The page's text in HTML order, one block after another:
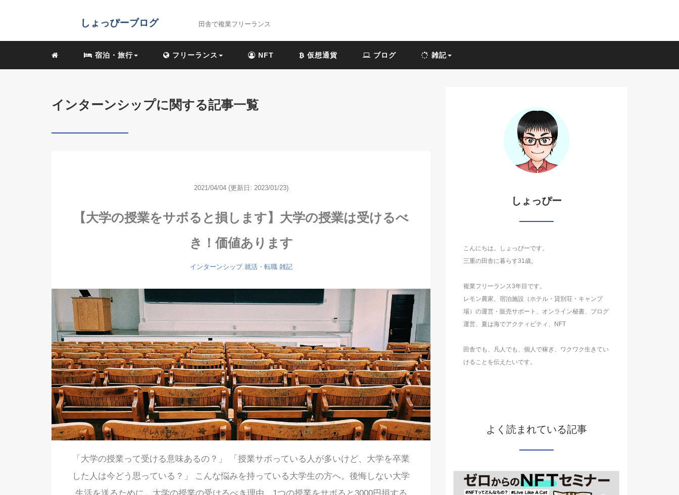
田舎で複業フリーランス
宿泊・旅行 フリーランス NFT 仮想通貨 ブログ 雑記
インターンシップに関する記事一覧
2021/04/04 (更新日: 2023/01/23)
【大学の授業をサボると損します】大学の授業は受けるべ
き！価値あります
インターンシップ 就活・転職 雑記
「大学の授業って受ける意味あるの？」 「授業サボっている人が多いけど、大学を卒業
した人は今どう思っている？」 こんな悩みを持っている大学生の方へ。後悔しない大学
しょっぴー
こんにちは。しょっぴーです。
三重の田舎に暮らす31歳。
複業フリーランス3年目です。
レモン農家、宿泊施設（ホテル・貸別荘・キャンプ
場）の運営・販売サポート、オンライン秘書、ブログ
運営、夏は海でアクティビティ、NFT
田舎でも、凡人でも、個人で稼ぎ、ワクワク生きてい
けることを伝えたいです。
よく読まれている記事